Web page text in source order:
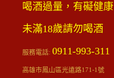
喝酒過量，有礙健康
未滿18歲請勿喝酒
服務電話:0911-993-311
高雄市鳳山區光遠路171-1號